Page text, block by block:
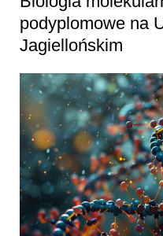
podyplomowe na
Jagiellońskim